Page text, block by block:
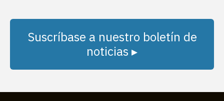
Suscríbase a nuestro boletín de
noticias ▸